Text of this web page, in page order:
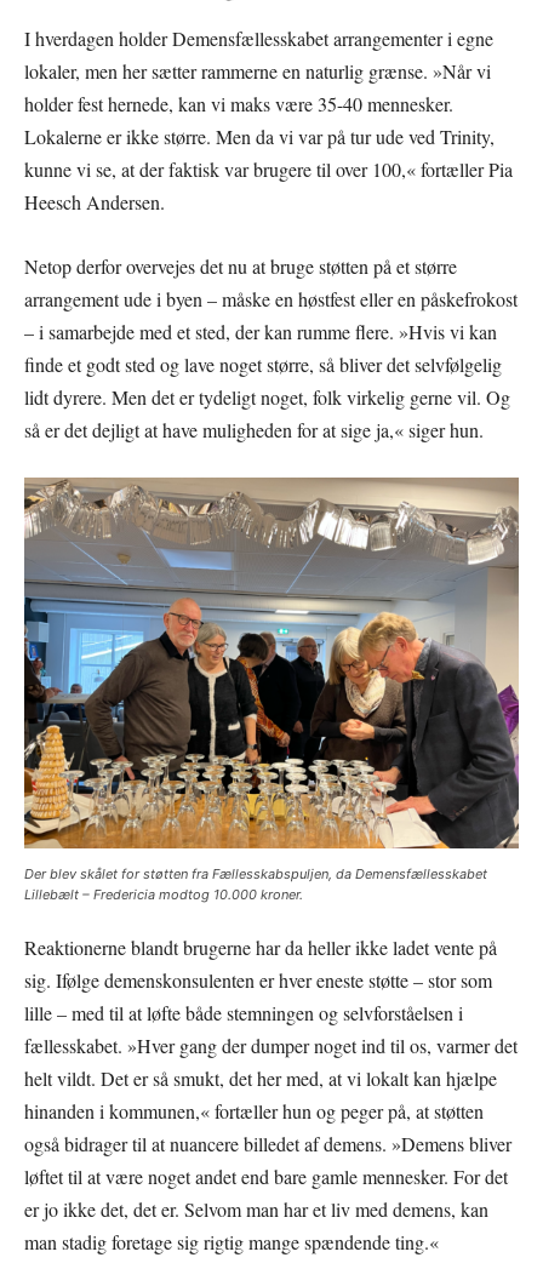
I hverdagen holder Demensfællesskabet arrangementer i egne
lokaler, men her sætter rammerne en naturlig grænse. »Når vi
holder fest hernede, kan vi maks være 35-40 mennesker.
Lokalerne er ikke større. Men da vi var på tur ude ved Trinity,
kunne vi se, at der faktisk var brugere til over 100,« fortæller Pia
Heesch Andersen.
Netop derfor overvejes det nu at bruge støtten på et større
arrangement ude i byen – måske en høstfest eller en påskefrokost
– i samarbejde med et sted, der kan rumme flere. »Hvis vi kan
finde et godt sted og lave noget større, så bliver det selvfølgelig
lidt dyrere. Men det er tydeligt noget, folk virkelig gerne vil. Og
så er det dejligt at have muligheden for at sige ja,« siger hun.
Der blev skålet for støtten fra Fællesskabspuljen, da Demensfællesskabet
Lillebælt – Fredericia modtog 10.000 kroner.
Reaktionerne blandt brugerne har da heller ikke ladet vente på
sig. Ifølge demenskonsulenten er hver eneste støtte – stor som
lille – med til at løfte både stemningen og selvforståelsen i
fællesskabet. »Hver gang der dumper noget ind til os, varmer det
helt vildt. Det er så smukt, det her med, at vi lokalt kan hjælpe
hinanden i kommunen,« fortæller hun og peger på, at støtten
også bidrager til at nuancere billedet af demens. »Demens bliver
løftet til at være noget andet end bare gamle mennesker. For det
er jo ikke det, det er. Selvom man har et liv med demens, kan
man stadig foretage sig rigtig mange spændende ting.«